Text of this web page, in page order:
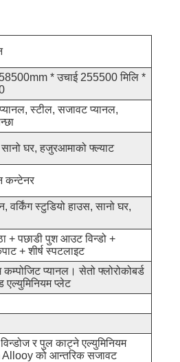
* उचाई 255500 मिलि *
स्टील, सजावट प्यानल,
घर, हजुरआमाको फ्ल्याट
कन्टेनर
वर्किंग स्टुडियो हाउस, सानो घर,
+ पछाडी पुश आउट विन्डो +
+ शीर्ष स्पटलाइट
कम्पोजिट प्यानल। सेतो फ्लोरोकोबर्ड
प्लेट
र पुल काट्ने एल्युमिनियम
को आन्तरिक सजावट